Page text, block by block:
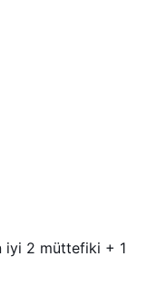
iyi 2 müttefiki + 1